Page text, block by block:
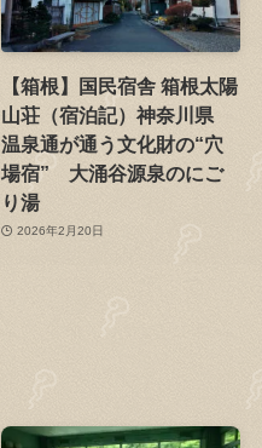
【箱根】国民宿舎 箱根太陽
山荘（宿泊記）神奈川県
温泉通が通う文化財の“穴
場宿” 大涌谷源泉のにご
り湯
2026年2月20日